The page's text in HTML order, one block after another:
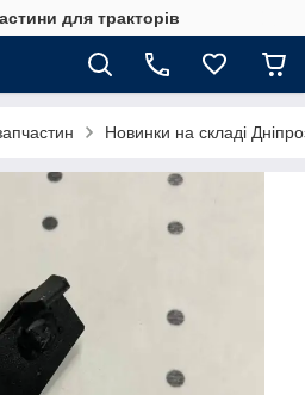
для тракторів
Новинки на складі